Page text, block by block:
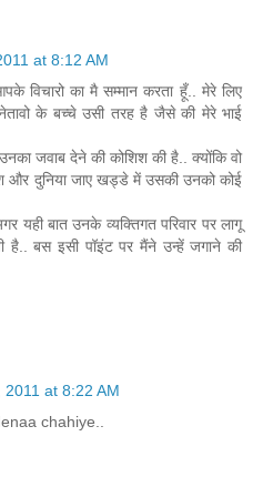
at 8:12 AM
विचारो का मै सम्मान करता हूँ.. मेरे लिए
के बच्चे उसी तरह है जैसे की मेरे भाई
उनका जवाब देने की कोशिश की है.. क्योंकि वो
और दुनिया जाए खड्डे में उसकी उनको कोई
यही बात उनके व्यक्तिगत परिवार पर लागू
है.. बस इसी पॉइंट पर मैंने उन्हें जगाने की
at 8:22 AM
chahiye..